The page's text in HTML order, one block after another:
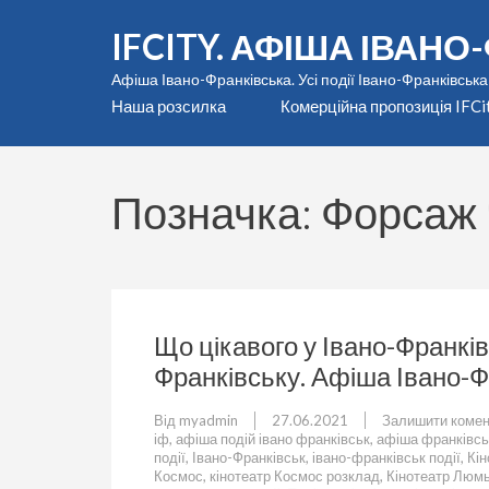
IFCITY. АФІША
Афіша Івано-Франківська. Усі події Івано-Франківська
Наша розсилка Комерційна пропозиція
Позначка: Форсаж
Що цікавого у Івано-
Франківську. Афіша Івано-
Від myadmin 27.06.2021 Залишити
іф, афіша подій івано франківськ, афіша
події, Івано-Франківськ, івано-франківськ події,
Космос, кінотеатр Космос розклад, Кінотеатр